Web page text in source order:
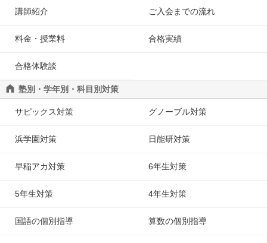
講師紹介 ご入会までの流れ
料金・授業料 合格実績
合格体験談
塾別・学年別・科目別対策
サピックス対策 グノーブル対策
浜学園対策 日能研対策
早稲アカ対策 6年生対策
5年生対策 4年生対策
国語の個別指導 算数の個別指導